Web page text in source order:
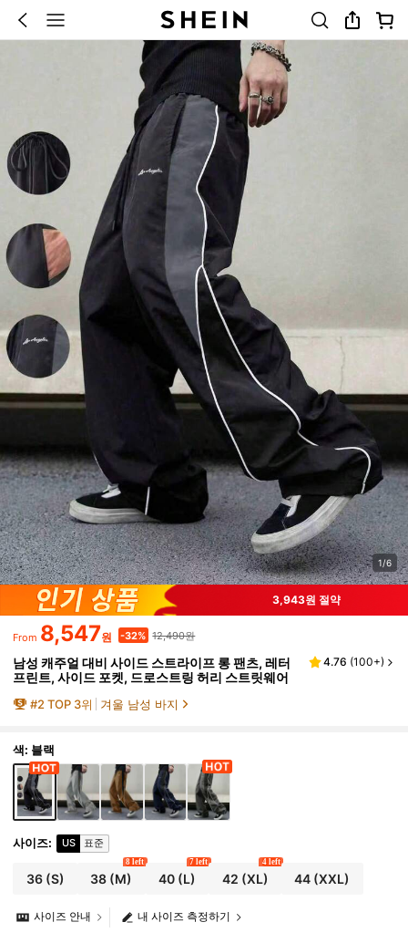
1/6
3,943원 절약
From 8,547원 -32% 12,490원
남성 캐주얼 대비 사이드 스트라이프 롱 팬츠, 레터
프린트, 사이드 포켓, 드로스트링 허리 스트릿웨어
4.76 (100+)
#2 TOP 3위 겨울 남성 바지
색: 블랙
사이즈: US 표준
36(S) 38 (M)
8 left
40(L)
7 left
42 (XL)
4 left
44 (XXL)
내 사이즈 측정하기
사이즈 안내